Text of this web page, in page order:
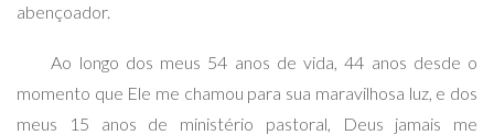
abençoador.
Ao longo dos meus 54 anos de vida, 44 anos desde o
momento que Ele me chamou para sua maravilhosa luz, e dos
meus 15 anos de ministério pastoral, Deus jamais me